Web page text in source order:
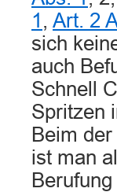
1 , Art. 2
sich
auch
Schnell
Spritzen
Beim
ist man